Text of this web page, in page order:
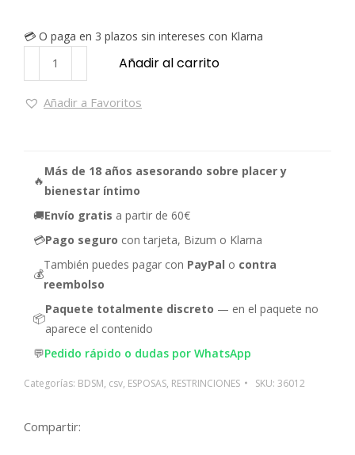
💳 O paga en 3 plazos sin intereses con Klarna
Añadir al carrito
Añadir a Favoritos
🔥
Más de 18 años asesorando sobre placer y
bienestar íntimo
🚚Envío gratis a partir de 60€
💳Pago seguro con tarjeta, Bizum o Klarna
💰
También puedes pagar con PayPal o contra
reembolso
📦
Paquete totalmente discreto — en el paquete no
aparece el contenido
💬Pedido rápido o dudas por WhatsApp
Categorías: BDSM, csv, ESPOSAS, RESTRINCIONES SKU: 36012
Compartir: